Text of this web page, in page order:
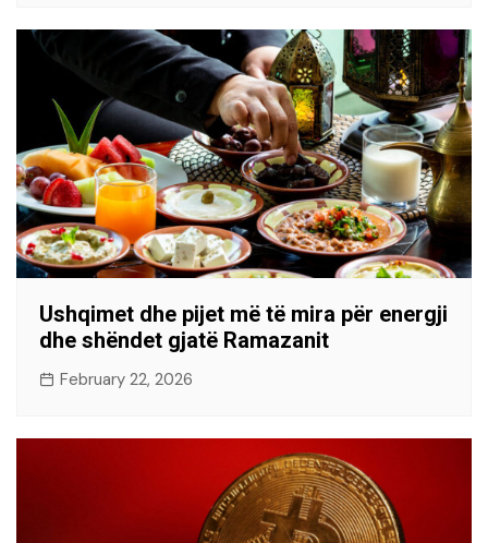
Ushqimet dhe pijet më të mira për energji
dhe shëndet gjatë Ramazanit
February 22, 2026